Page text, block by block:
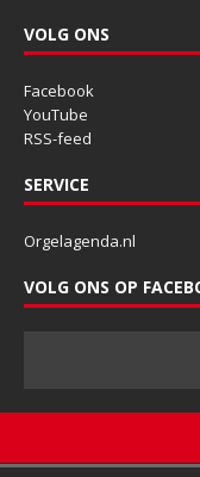
VOLG ONS
Facebook
YouTube
RSS-feed
SERVICE
Orgelagenda.nl
VOLG ONS OP